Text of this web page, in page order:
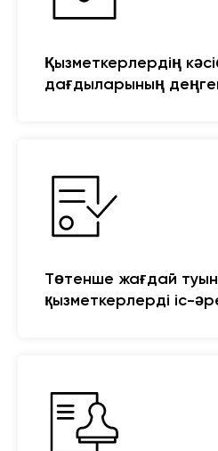
Қызметкерлердің
дағдыларының
Төтенше жағдай
қызметкерлерді іс-